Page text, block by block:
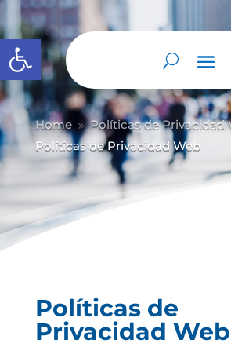
Abrir barra de herramientas
Home 9 Políticas de Privacidad
Políticas de Privacidad Web
Políticas de
Privacidad Web